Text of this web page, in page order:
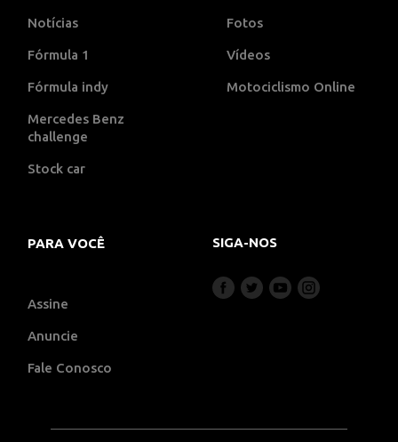
Notícias
Fórmula 1
Fórmula indy
Mercedes Benz
challenge
Stock car
Fotos
Vídeos
Motociclismo Online
PARA VOCÊ
Assine
Anuncie
Fale Conosco
SIGA-NOS